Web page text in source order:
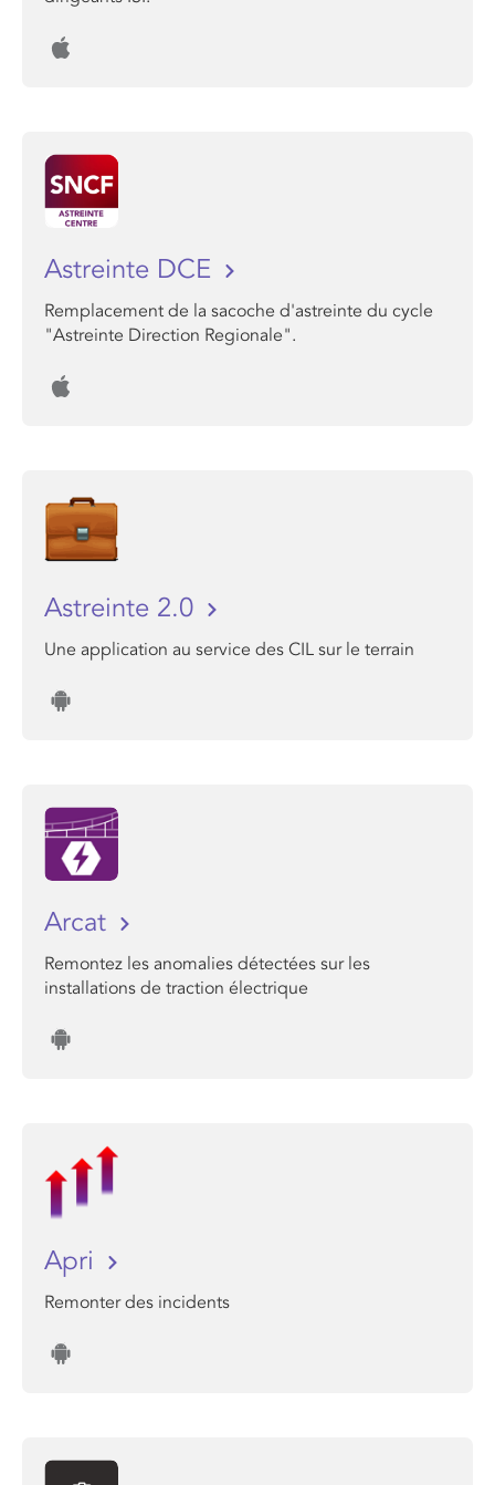
Astreinte DCE
Remplacement de la sacoche d'astreinte du cycle
"Astreinte Direction Regionale".
Astreinte 2.0
Une application au service des CIL sur le terrain
Arcat
Remontez les anomalies détectées sur les
installations de traction électrique
Apri
Remonter des incidents